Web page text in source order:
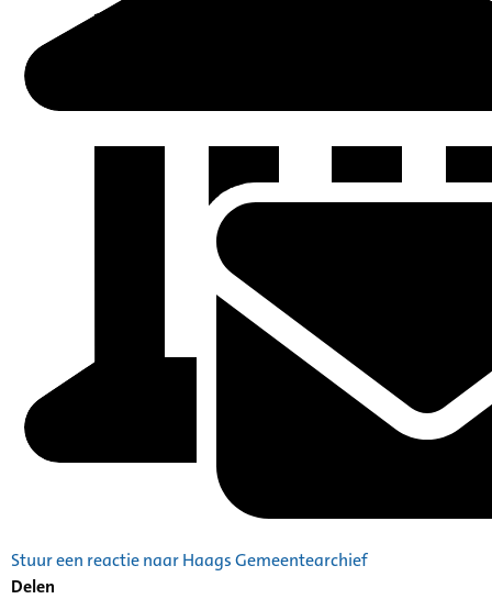
Stuur een reactie naar Haags Gemeentearchief
Delen